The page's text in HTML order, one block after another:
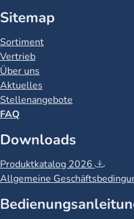
Sitemap
Sortiment
Vertrieb
Über uns
Aktuelles
Stellenangebote
FAQ
Downloads
Produktkatalog 2026
Allgemeine